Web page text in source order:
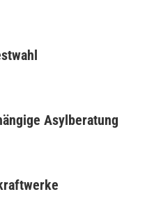
Asylberatung